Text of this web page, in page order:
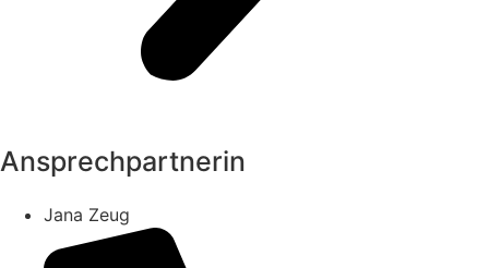
Ansprechpartnerin
Jana Zeug